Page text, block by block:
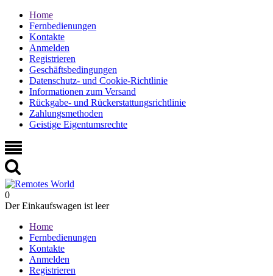
Home
Fernbedienungen
Kontakte
Anmelden
Registrieren
Geschäftsbedingungen
Datenschutz- und Cookie-Richtlinie
Informationen zum Versand
Rückgabe- und Rückerstattungsrichtlinie
Zahlungsmethoden
Geistige Eigentumsrechte
0
Der Einkaufswagen ist leer
Home
Fernbedienungen
Kontakte
Anmelden
Registrieren